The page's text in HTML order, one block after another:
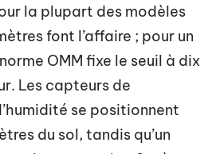
la plupart des modèles
font l’affaire ; pour un
OMM fixe le seuil à dix
Les capteurs de
se positionnent
du sol, tandis qu’un